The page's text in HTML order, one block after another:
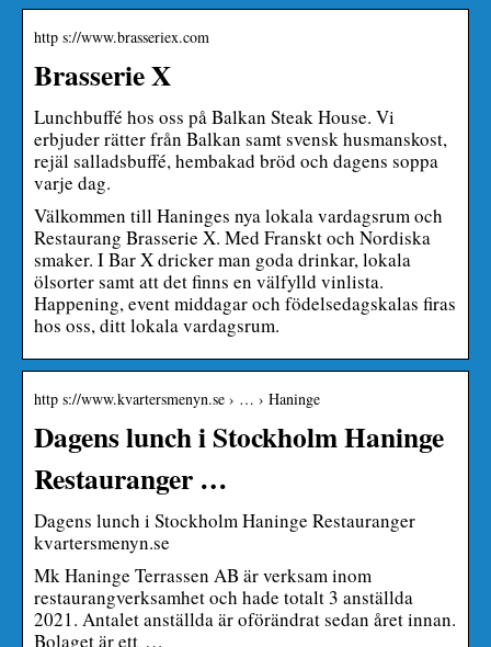
http s://www.brasseriex.com
Brasserie X
Lunchbuffé hos oss på Balkan Steak House. Vi
erbjuder rätter från Balkan samt svensk husmanskost,
rejäl salladsbuffé, hembakad bröd och dagens soppa
varje dag.
Välkommen till Haninges nya lokala vardagsrum och
Restaurang Brasserie X. Med Franskt och Nordiska
smaker. I Bar X dricker man goda drinkar, lokala
ölsorter samt att det finns en välfylld vinlista.
Happening, event middagar och födelsedagskalas firas
hos oss, ditt lokala vardagsrum.
http s://www.kvartersmenyn.se › … › Haninge
Dagens lunch i Stockholm Haninge
Restauranger …
Dagens lunch i Stockholm Haninge Restauranger
kvartersmenyn.se
Mk Haninge Terrassen AB är verksam inom
restaurangverksamhet och hade totalt 3 anställda
2021. Antalet anställda är oförändrat sedan året innan.
Bolaget är ett …